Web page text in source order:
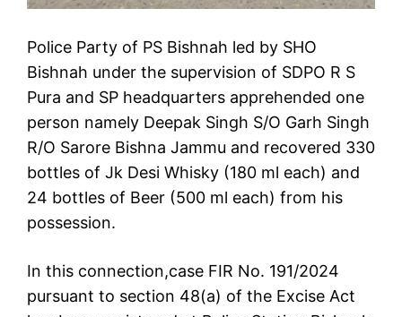
Police Party of PS Bishnah led by SHO
Bishnah under the supervision of SDPO R S
Pura and SP headquarters apprehended one
person namely Deepak Singh S/O Garh Singh
R/O Sarore Bishna Jammu and recovered 330
bottles of Jk Desi Whisky (180 ml each) and
24 bottles of Beer (500 ml each) from his
possession.
In this connection,case FIR No. 191/2024
pursuant to section 48(a) of the Excise Act